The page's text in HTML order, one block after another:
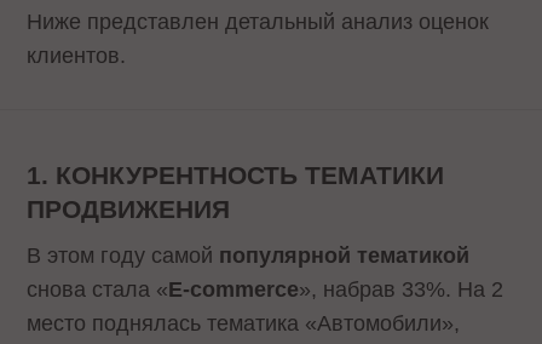
Ниже представлен детальный анализ оценок
клиентов.
1. КОНКУРЕНТНОСТЬ ТЕМАТИКИ
ПРОДВИЖЕНИЯ
В этом году самой популярной тематикой
снова стала «E-commerce», набрав 33%. На 2
место поднялась тематика «Автомобили»,